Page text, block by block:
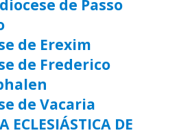
de Passo
de Erexim
de Frederico
de Vacaria
ECLESIÁSTICA DE